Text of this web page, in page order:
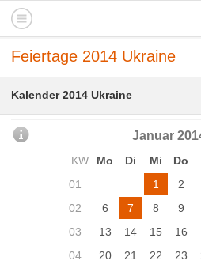
Feiertage 2014 Ukraine
Kalender 2014 Ukraine
Januar
KW Mo Di Mi Do
01
1 2
02
6 7 8 9
03
13 14 15 16
04
20 21 22 23